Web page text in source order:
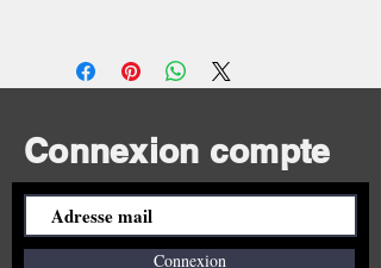
Puissance : 350w
Dimensions: 60x60cm
Indice de protection : IPX4
Surface avant : Aluminium blanc
Connexion compte
Connexion